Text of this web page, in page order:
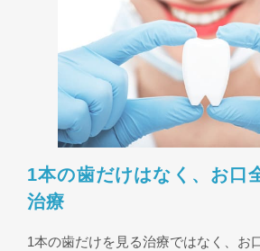
1本の歯だけはなく、お口
治療
1本の歯だけを見る治療ではなく、お